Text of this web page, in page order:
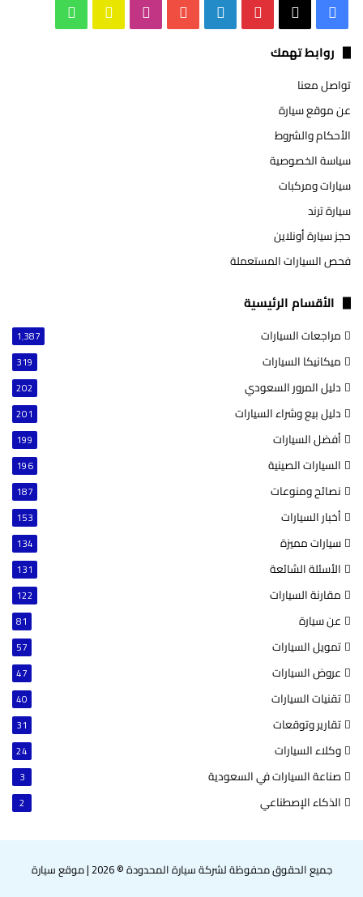
روابط تهمك
تواصل معنا
عن موقع سيارة
الأحكام والشروط
سياسة الخصوصية
سيارات ومركبات
سيارة ترند
حجز سيارة أونلاين
فحص السيارات المستعملة
الأقسام الرئيسية
مراجعات السيارات 1٬387
ميكانيكا السيارات 319
دليل المرور السعودي 202
دليل بيع وشراء السيارات 201
أفضل السيارات 199
السيارات الصينية 196
نصائح ومنوعات 187
أخبار السيارات 153
سيارات مميزة 134
الأسئلة الشائعة 131
مقارنة السيارات 122
عن سيارة 81
تمويل السيارات 57
عروض السيارات 47
تقنيات السيارات 40
تقارير وتوقعات 31
وكلاء السيارات 24
صناعة السيارات في السعودية 3
الذكاء الإصطناعي 2
جميع الحقوق محفوظة لشركة سيارة المحدودة © 2026 |موقع سيارة